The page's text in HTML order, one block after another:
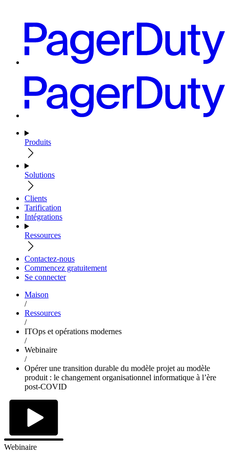
Produits
Solutions
Clients
Tarification
Intégrations
Ressources
Contactez-nous
Commencez gratuitement
Se connecter
Maison
/
Ressources
/
ITOps et opérations modernes
/
Webinaire
/
Opérer une transition durable du modèle projet au modèle
produit : le changement organisationnel informatique à l’ère
post-COVID
Webinaire